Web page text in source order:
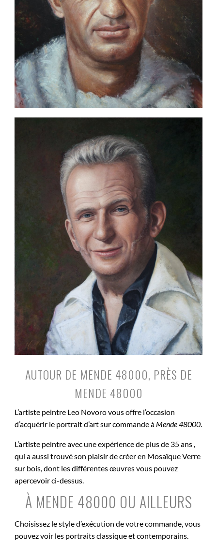
AUTOUR DE MENDE 48000, PRÈS DE
MENDE 48000
L’artiste peintre Leo Novoro vous offre l’occasion
d’acquérir le portrait d’art sur commande à Mende 48000.
L’artiste peintre avec une expérience de plus de 35 ans ,
qui a aussi trouvé son plaisir de créer en Mosaïque Verre
sur bois, dont les différentes œuvres vous pouvez
apercevoir ci-dessus.
À MENDE 48000 OU AILLEURS
Choisissez le style d’exécution de votre commande, vous
pouvez voir les portraits classique et contemporains.